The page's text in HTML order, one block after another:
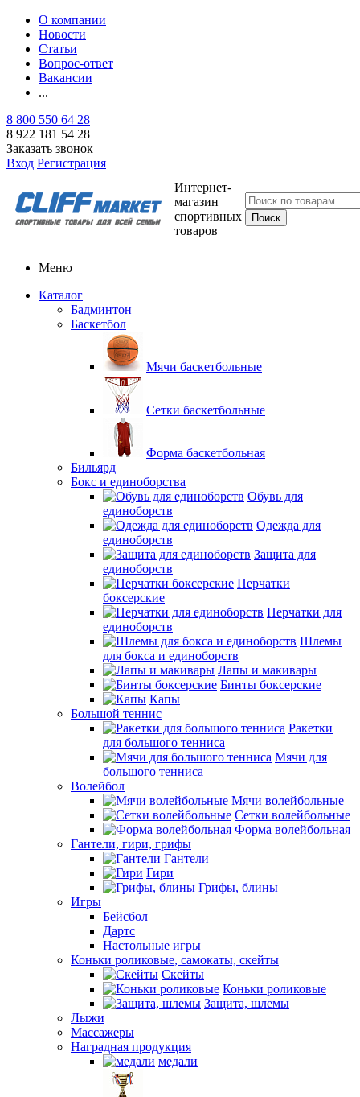
О компании
Новости
Статьи
Вопрос-ответ
Вакансии
...
8 800 550 64 28
8 922 181 54 28
Заказать звонок
Вход Регистрация
Интернет-
магазин
спортивных
товаров
Меню
Каталог
Бадминтон
Баскетбол
Мячи баскетбольные
Сетки баскетбольные
Форма баскетбольная
Бильярд
Бокс и единоборства
Обувь для
единоборств
Одежда для
единоборств
Защита для
единоборств
Перчатки
боксерские
Перчатки для
единоборств
Шлемы
для бокса и единоборств
Лапы и макивары
Бинты боксерские
Капы
Большой теннис
Ракетки
для большого тенниса
Мячи для
большого тенниса
Волейбол
Мячи волейбольные
Сетки волейбольные
Форма волейбольная
Гантели, гири, грифы
Гантели
Гири
Грифы, блины
Игры
Бейсбол
Дартс
Настольные игры
Коньки роликовые, самокаты, скейты
Скейты
Коньки роликовые
Защита, шлемы
Лыжи
Массажеры
Наградная продукция
медали